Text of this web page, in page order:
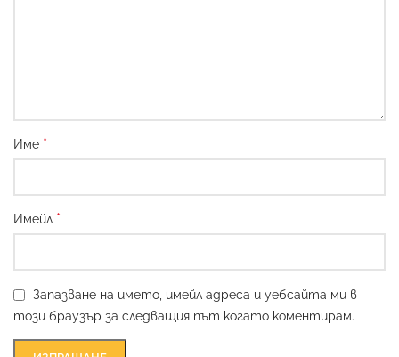
Име *
Имейл *
Запазване на името, имейл адреса и уебсайта ми в
този браузър за следващия път когато коментирам.